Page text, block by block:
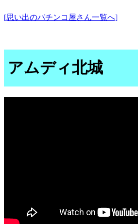
[思い出のパチンコ屋さん一覧へ]
アムディ北城